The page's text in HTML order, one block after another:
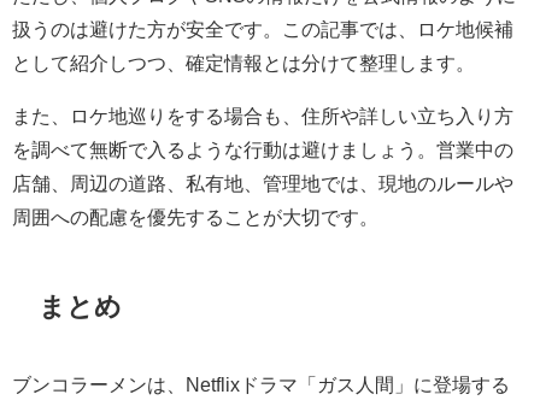
扱うのは避けた方が安全です。この記事では、ロケ地候補
として紹介しつつ、確定情報とは分けて整理します。
また、ロケ地巡りをする場合も、住所や詳しい立ち入り方
を調べて無断で入るような行動は避けましょう。営業中の
店舗、周辺の道路、私有地、管理地では、現地のルールや
周囲への配慮を優先することが大切です。
まとめ
ブンコラーメンは、Netflixドラマ「ガス人間」に登場する